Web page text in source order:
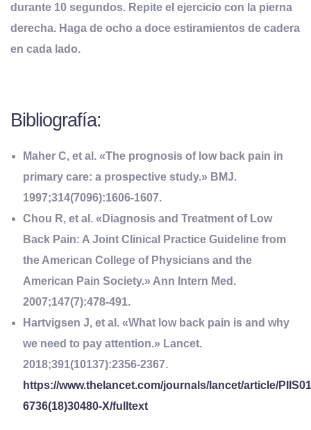
durante 10 segundos. Repite el ejercicio con la pierna
derecha. Haga de ocho a doce estiramientos de cadera
en cada lado.
Bibliografía:
Maher C, et al. «The prognosis of low back pain in
primary care: a prospective study.» BMJ.
1997;314(7096):1606-1607.
Chou R, et al. «Diagnosis and Treatment of Low
Back Pain: A Joint Clinical Practice Guideline from
the American College of Physicians and the
American Pain Society.» Ann Intern Med.
2007;147(7):478-491.
Hartvigsen J, et al. «What low back pain is and why
we need to pay attention.» Lancet.
2018;391(10137):2356-2367.
https://www.thelancet.com/journals/lancet/article/
6736(18)30480-X/fulltext